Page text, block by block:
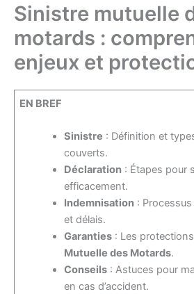
Sinistre mutuelle
motards :
enjeux et
EN BREF
Sinistre : Définition et
couverts.
Déclaration : Étapes pour
efficacement.
Indemnisation :
et délais.
Garanties : Les
Mutuelle des Motards.
Conseils : Astuces pour
en cas d’accident.